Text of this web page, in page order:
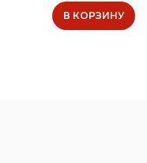
В КОРЗИНУ